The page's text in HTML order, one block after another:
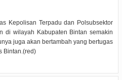
Kepolisan Terpadu dan Polsubsektor
di wilayah Kabupaten Bintan semakin
juga akan bertambah yang bertugas
Bintan.(red)